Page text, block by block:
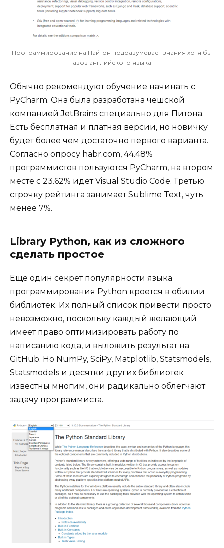
Программирование на Пайтон подразумевает знания хотя бы
азов английского языка
Обычно рекомендуют обучение начинать с
PyCharm. Она была разработана чешской
компанией JetBrains специально для Питона.
Есть бесплатная и платная версии, но новичку
будет более чем достаточно первого варианта.
Согласно опросу habr.com, 44.48%
программистов пользуются PyСharm, на втором
месте с 23.62% идет Visual Studio Code. Третью
строчку рейтинга занимает Sublime Text, чуть
менее 7%.
Library Python, как из сложного
сделать простое
Еще один секрет популярности языка
программирования Python кроется в обилии
библиотек. Их полный список привести просто
невозможно, поскольку каждый желающий
имеет право оптимизировать работу по
написанию кода, и выложить результат на
GitHub. Но NumPy, SciPy, Matplotlib, Statsmodels,
Statsmodels и десятки других библиотек
известны многим, они радикально облегчают
задачу программиста.